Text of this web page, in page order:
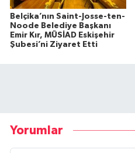
Belçika’nın Saint-Josse-ten-
Noode Belediye Başkanı
Emir Kır, MÜSİAD Eskişehir
Şubesi’ni Ziyaret Etti
Yorumlar